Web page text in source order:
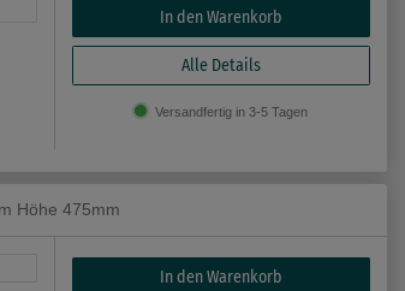
In den Warenkorb
Alle Details
Versandfertig in 3-5 Tagen
Höhe 475mm
In den Warenkorb